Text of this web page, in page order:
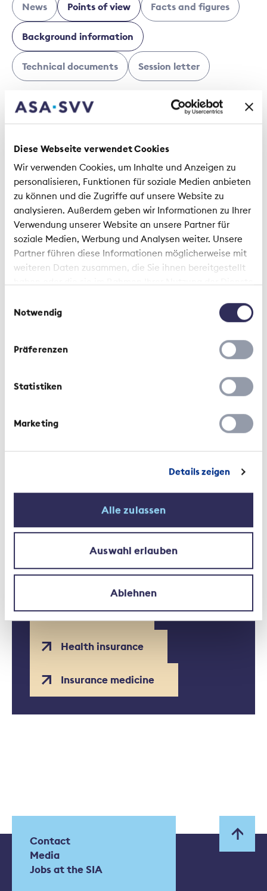
Diese Webseite verwendet Cookies
Wir verwenden Cookies, um Inhalte und Anzeigen zu
personalisieren, Funktionen für soziale Medien anbieten
zu können und die Zugriffe auf unsere Website zu
analysieren. Außerdem geben wir Informationen zu Ihrer
Verwendung unserer Website an unsere Partner für
soziale Medien, Werbung und Analysen weiter. Unsere
Partner führen diese Informationen möglicherweise mit
weiteren Daten zusammen, die Sie ihnen bereitgestellt
haben oder die sie im Rahmen Ihrer Nutzung der Dienste
Notwendig
Präferenzen
Statistiken
Marketing
Details zeigen
Alle zulassen
Auswahl erlauben
Ablehnen
News Points of view Facts and figures
Background information
Technical documents Session letter
2 Articles
Viewpoint | 28 May 2026
More transparency in
supplementary hospital
insurance
Competition brings innovative
products
Verwandte Themen
Health insurer
Health insurance
Insurance medicine
Contact
Media
Jobs at the SIA